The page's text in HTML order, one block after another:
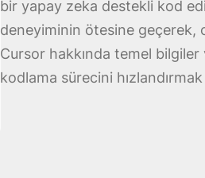
bir yapay zeka destekli kod
deneyiminin ötesine geçerek,
Cursor hakkında temel
kodlama sürecini